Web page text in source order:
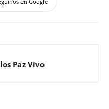
Paz Vivo